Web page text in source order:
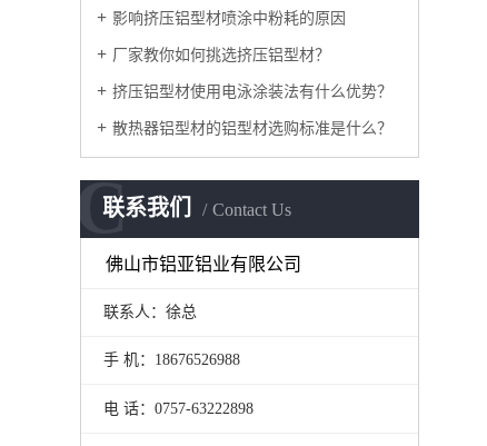
影响挤压铝型材喷涂中粉耗的原因
厂家教你如何挑选挤压铝型材？
挤压铝型材使用电泳涂装法有什么优势？
散热器铝型材的铝型材选购标准是什么？
联系我们 Contact Us
C
佛山市铝亚铝业有限公司
联系人：徐总
手 机：18676526988
电 话：0757-63222898